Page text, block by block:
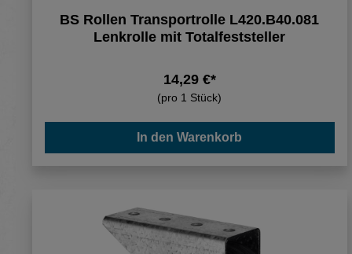
BS Rollen Transportrolle L420.B40.081
Lenkrolle mit Totalfeststeller
14,29 €*
(pro 1 Stück)
In den Warenkorb